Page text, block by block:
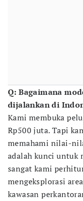
Q: Bagaimana
dijalankan di
Kami membuka
Rp500 juta. Tapi
memahami nilai-
adalah kunci untuk
sangat kami
mengeksplorasi
kawasan